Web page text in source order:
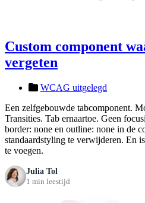
Custom component
vergeten
WCAG uitgelegd
Een zelfgebouwde tabcomponent.
Transities. Tab ernaartoe. Geen
border: none en outline: none in de
standaardstyling te verwijderen. En
te voegen.
Julia Tol
1 min leestijd